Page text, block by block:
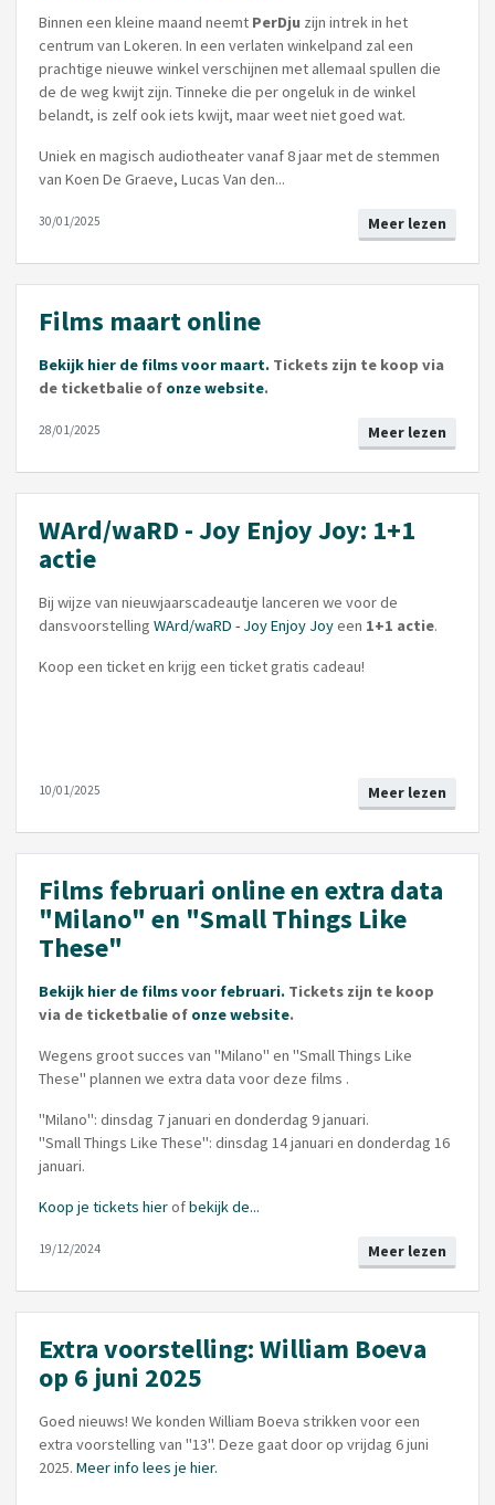
Binnen een kleine maand neemt PerDju zijn intrek in het
centrum van Lokeren. In een verlaten winkelpand zal een
prachtige nieuwe winkel verschijnen met allemaal spullen die
de de weg kwijt zijn. Tinneke die per ongeluk in de winkel
belandt, is zelf ook iets kwijt, maar weet niet goed wat.
Uniek en magisch audiotheater vanaf 8 jaar met de stemmen
van Koen De Graeve, Lucas Van den...
Meer lezen
30/01/2025
Films maart online
Bekijk hier de films voor maart. Tickets zijn te koop via
de ticketbalie of onze website.
Meer lezen
28/01/2025
WArd/waRD - Joy Enjoy Joy: 1+1
actie
Bij wijze van nieuwjaarscadeautje lanceren we voor de
dansvoorstelling WArd/waRD - Joy Enjoy Joyeen 1+1 actie.
Koop een ticket en krijg een ticket gratis cadeau!
Meer lezen
10/01/2025
Films februari online en extra data
"Milano" en "Small Things Like
These"
Bekijk hier de films voor februari. Tickets zijn te koop
via de ticketbalie of onze website.
Wegens groot succes van "Milano" en "Small Things Like
These" plannen we extra data voor deze films .
"Milano": dinsdag 7 januari en donderdag 9 januari.
"Small Things Like These": dinsdag 14 januari en donderdag 16
januari.
Koop je tickets hierofbekijk de...
Meer lezen
19/12/2024
Extra voorstelling: William Boeva
op 6 juni 2025
Goed nieuws! We konden William Boeva strikken voor een
extra voorstelling van "13". Deze gaat door op vrijdag 6 juni
2025. Meer info lees je hier.